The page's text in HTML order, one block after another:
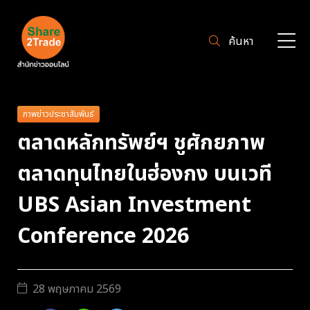
ค้นหา
ภาพข่าวประชาสัมพันธ์
ตลาดหลักทรัพย์ฯ ชูศักยภาพ
ตลาดทุนไทยในฮ่องกง บนเวที
UBS Asian Investment
Conference 2026
28 พฤษภาคม 2569